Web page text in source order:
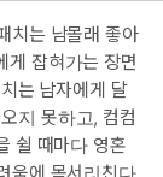
치는 남몰래 좋아
게 잡혀가는 장면
는 남자에게 달
지 못하고, 컴컴
쉴 때마다 영혼